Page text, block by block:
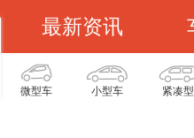
最新资讯
微型车 小型车 紧凑型